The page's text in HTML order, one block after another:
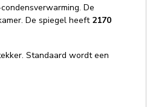
De
De spiegel heeft 2170
Standaard wordt een